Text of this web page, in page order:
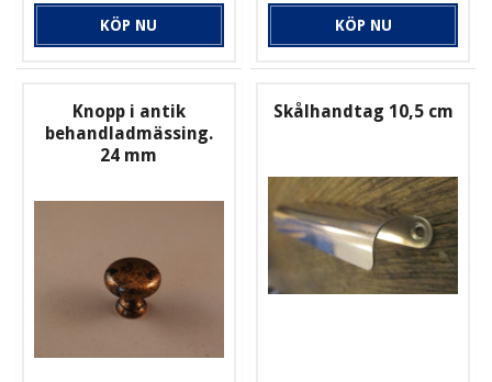
KÖP NU KÖP NU
Knopp i antik
behandladmässing.
24 mm
Skålhandtag 10,5 cm